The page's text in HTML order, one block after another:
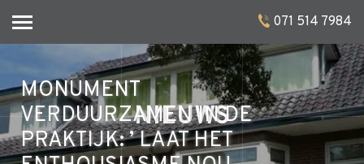
071 514 7984
NIEUWS
MONUMENT
VERDUURZAMEN IN DE
PRAKTIJK: ’ LAAT HET